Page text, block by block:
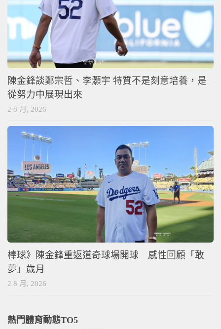
陳金鋒談鄭宗哲、李灝宇 特質不是刻意培養，是
從努力中展現出來
2 8 月, 2026
棒球》陳金鋒重返道奇球場開球 感性回顧「敢
夢」歲月
2 8 月, 2026
熱門體育動態TO5